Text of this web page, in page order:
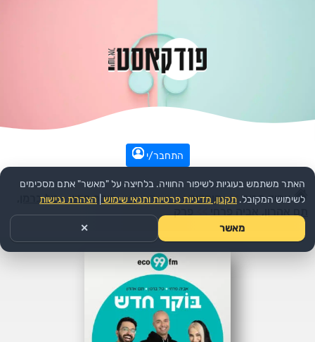
התחבר/י
עמוד הבית >> קומדיה >>הפודקאסט: בוקר חדש - טל ברמן,
האתר משתמש בעוגיות לשיפור החוויה. בלחיצה על "מאשר" אתם מסכימים
לשימוש המקובל. תקנון, מדיניות פרטיות ותנאי שימוש הצהרת נגישות
מאשר ✕